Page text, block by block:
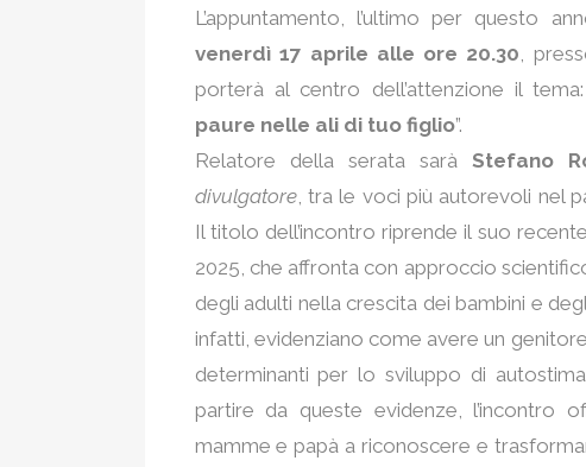
L’appuntamento, l’ultimo per questo
venerdì 17 aprile alle ore 20.30 ,
porterà al centro dell’attenzione il
paure nelle ali di tuo figlio”.
Relatore della serata sarà Stefano
divulgatore, tra le voci più autorevoli nel
Il titolo dell’incontro riprende il suo
2025, che affronta con approccio
degli adulti nella crescita dei bambini e
infatti, evidenziano come avere un
determinanti per lo sviluppo di
partire da queste evidenze, l’incontro
mamme e papà a riconoscere e